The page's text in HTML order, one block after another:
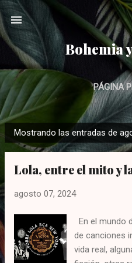
Ir al
Bohemia
PÁGINA
E
n
Mostrando las entradas de
Lola, entre el mito y
agosto 07, 2024
En el mundo
de canciones
vida real,